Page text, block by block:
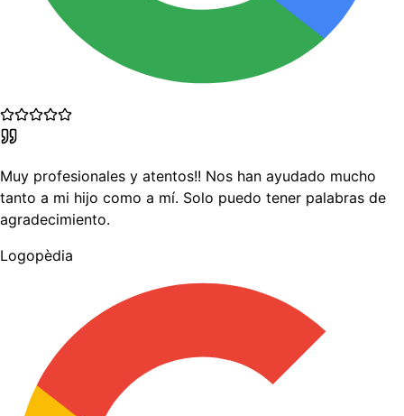
Muy profesionales y atentos!! Nos han ayudado mucho
tanto a mi hijo como a mí. Solo puedo tener palabras de
agradecimiento.
Logopèdia